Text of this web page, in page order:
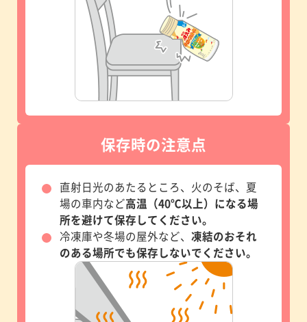
保存時の注意点
直射日光のあたるところ、火のそば、夏
場の車内など高温（40℃以上）になる場
所を避けて保存してください。
冷凍庫や冬場の屋外など、 凍結のおそれ
のある場所でも保存しないでください。